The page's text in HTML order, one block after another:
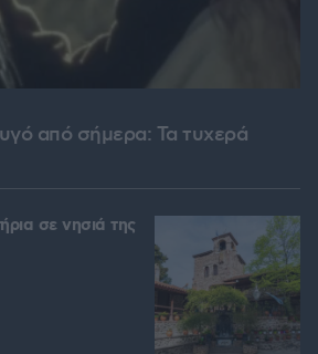
από σήμερα: Τα τυχερά
σε νησιά της